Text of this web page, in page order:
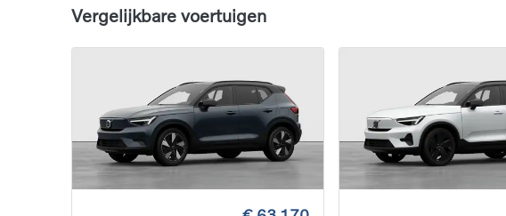
Vergelijkbare voertuigen